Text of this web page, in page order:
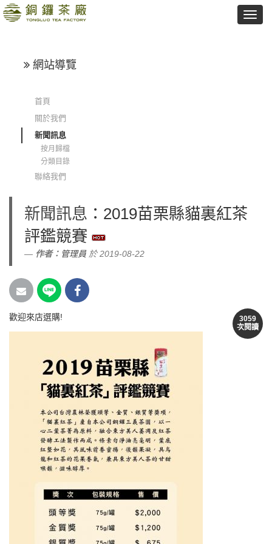
網站導覽
首頁
關於我們
新聞訊息
按月歸檔
分類目錄
聯絡我們
新聞訊息 ：2019苗栗縣貓裏紅茶
評鑑競賽
作者： 管理員 於 2019-08-22
3059
次閱讀
歡迎來店選購!